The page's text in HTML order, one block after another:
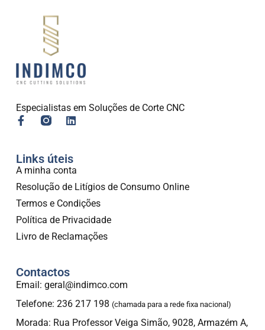
Especialistas em Soluções de Corte CNC
Links úteis
A minha conta
Resolução de Litígios de Consumo Online
Termos e Condições
Política de Privacidade
Livro de Reclamações
Contactos
Email: geral@indimco.com
Telefone: 236 217 198 (chamada para a rede fixa nacional)
Morada: Rua Professor Veiga Simão, 9028, Armazém A,